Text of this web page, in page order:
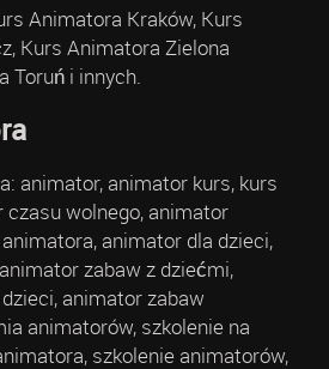
Animatora Kraków, Kurs
Kurs Animatora Zielona
Toruń i innych.
animator, animator kurs, kurs
wolnego, animator
animator dla dzieci,
zabaw z dziećmi,
animator zabaw
animatorów, szkolenie na
szkolenie animatorów,